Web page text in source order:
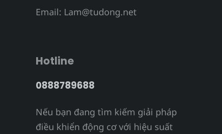
Email: Lam@tudong.net
Hotline
0888789688
Nếu bạn đang tìm kiếm giải pháp
điều khiển động cơ với hiệu suất